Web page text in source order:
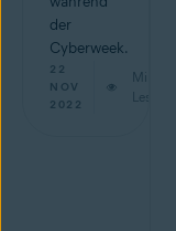
der
Cyberweek.
22
NOV
2022
Min.
Lesestoff